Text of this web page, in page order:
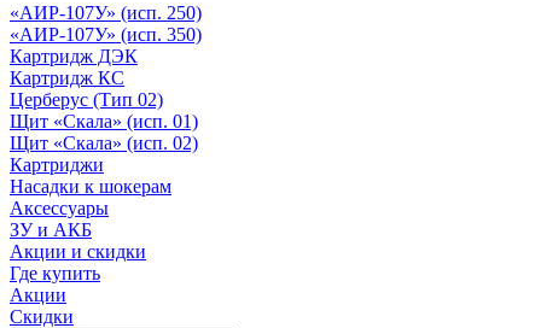
«АИР-107У» (исп. 250)
«АИР-107У» (исп. 350)
Картридж ДЭК
Картридж КС
Церберус (Тип 02)
Щит «Скала» (исп. 01)
Щит «Скала» (исп. 02)
Картриджи
Насадки к шокерам
Аксессуары
ЗУ и АКБ
Акции и скидки
Где купить
Акции
Скидки